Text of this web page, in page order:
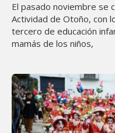
El pasado noviembre se
Actividad de Otoño, con
tercero de educación
mamás de los niños,